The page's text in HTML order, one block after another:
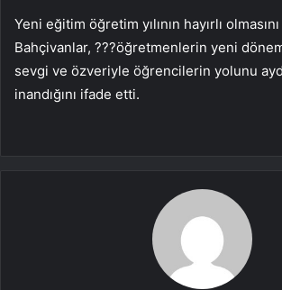
Yeni eğitim öğretim yılının hayırlı
Bahçivanlar, ???öğretmenlerin yeni
sevgi ve özveriyle öğrencilerin yolunu
inandığını ifade etti.